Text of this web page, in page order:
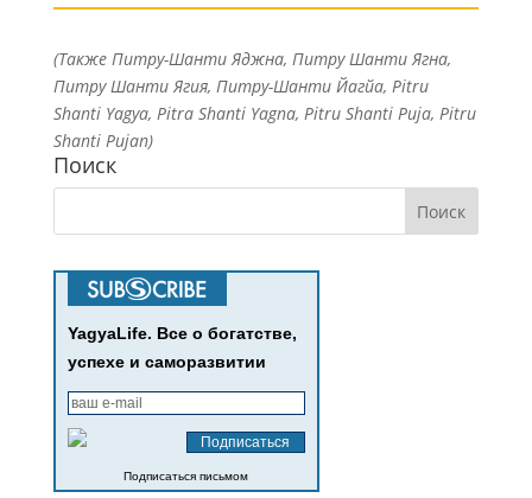
(Также Питру-Шанти Яджна, Питру Шанти Ягна,
Питру Шанти Ягия, Питру-Шанти Йагйа, Pitru
Shanti Yagya, Pitra Shanti Yagna, Pitru Shanti Puja, Pitru
Shanti Pujan)
Поиск
YagyaLife. Все о богатстве,
успехе и саморазвитии
Подписаться письмом